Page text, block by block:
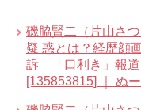
磯脇賢二（片山さ
疑 惑とは？経歴顔
訴 「口利き」報
[135853815] ｜ ぬー